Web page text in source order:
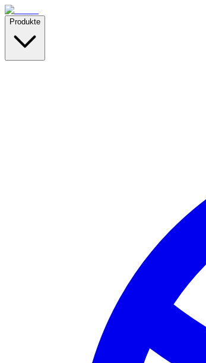
Produkte